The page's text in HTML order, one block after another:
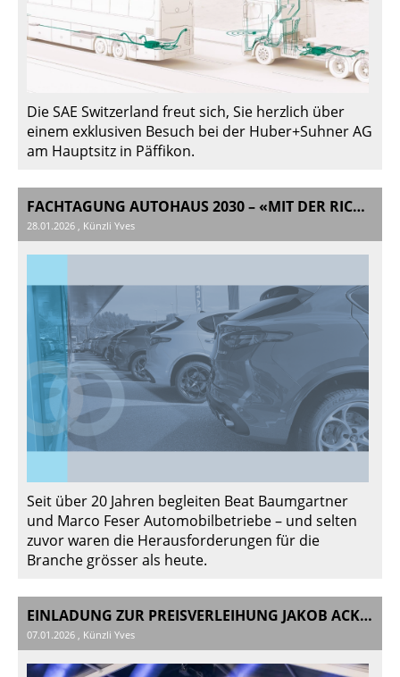
Die SAE Switzerland freut sich, Sie herzlich über
einem exklusiven Besuch bei der Huber+Suhner AG
am Hauptsitz in Päffikon.
FACHTAGUNG AUTOHAUS 2030 – «MIT DER RICHTIGEN STRATEGIE INS NÄCHSTE JAHRZEHNT!»
28.01.2026 , Künzli Yves
Seit über 20 Jahren begleiten Beat Baumgartner
und Marco Feser Automobilbetriebe – und selten
zuvor waren die Herausforderungen für die
Branche grösser als heute.
EINLADUNG ZUR PREISVERLEIHUNG JAKOB ACKERET PREIS 2025
07.01.2026 , Künzli Yves